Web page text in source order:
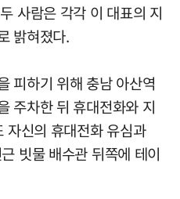
사람은 각각 이 대표의 지
밝혀졌다.
피하기 위해 충남 아산역
주차한 뒤 휴대전화와 지
자신의 휴대전화 유심과
빗물 배수관 뒤쪽에 테이